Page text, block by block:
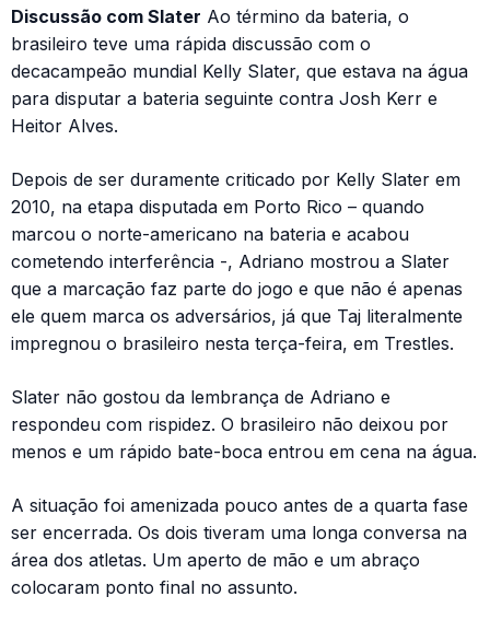
Discussão com Slater Ao término da bateria, o
brasileiro teve uma rápida discussão com o
decacampeão mundial Kelly Slater, que estava na água
para disputar a bateria seguinte contra Josh Kerr e
Heitor Alves.
Depois de ser duramente criticado por Kelly Slater em
2010, na etapa disputada em Porto Rico – quando
marcou o norte-americano na bateria e acabou
cometendo interferência -, Adriano mostrou a Slater
que a marcação faz parte do jogo e que não é apenas
ele quem marca os adversários, já que Taj literalmente
impregnou o brasileiro nesta terça-feira, em Trestles.
Slater não gostou da lembrança de Adriano e
respondeu com rispidez. O brasileiro não deixou por
menos e um rápido bate-boca entrou em cena na água.
A situação foi amenizada pouco antes de a quarta fase
ser encerrada. Os dois tiveram uma longa conversa na
área dos atletas. Um aperto de mão e um abraço
colocaram ponto final no assunto.